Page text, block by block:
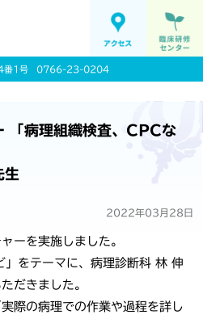
番1号 0766-23-0204
「病理組織検査、CPCな
生
2022年03月28日
ーを実施しました。
」をテーマに、病理診断科 林 伸
だきました。
際の病理での作業や過程を詳し